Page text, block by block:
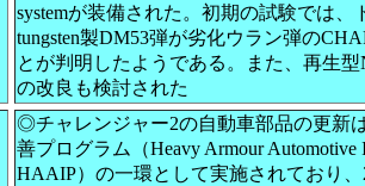
systemが装備された。初期の試験では、
tungsten製DM53弾が劣化ウラン弾の
とが判明したようである。また、再生
の改良も検討された
◎チャレンジャー2の自動車部品の更新
善プログラム（Heavy Armour Automotive
HAAIP）の一環として実施されており